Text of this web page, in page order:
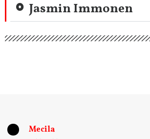
Jasmin Immonen
Mecila